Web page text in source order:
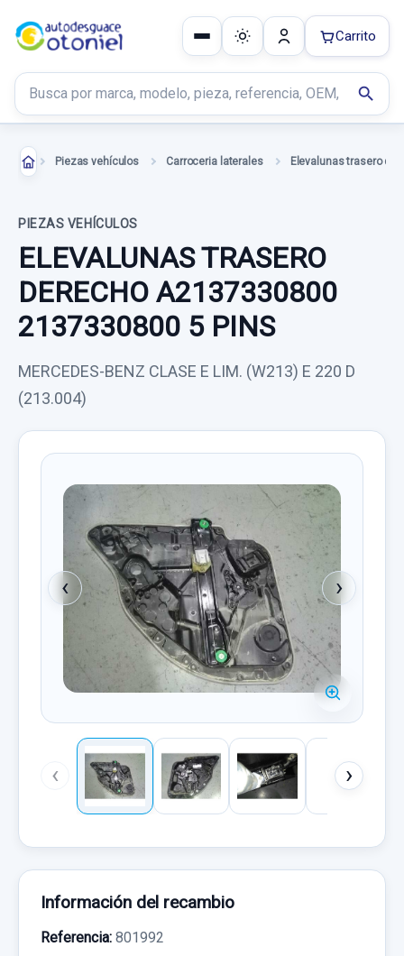
Buscar productos
search
Carrito
Piezas vehículos Carroceria laterales Elevalunas trasero
PIEZAS VEHÍCULOS
ELEVALUNAS TRASERO
DERECHO A2137330800
2137330800 5 PINS
MERCEDES-BENZ CLASE E LIM. (W213) E 220 D
(213.004)
‹ ›
‹ ›
Información del recambio
Referencia: 801992